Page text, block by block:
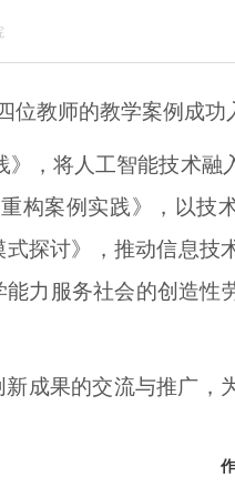
位教师的教学案例成功
，将人工智能技术融
构案例实践》，以技
探讨》，推动信息技
能力服务社会的创造
成果的交流与推广，